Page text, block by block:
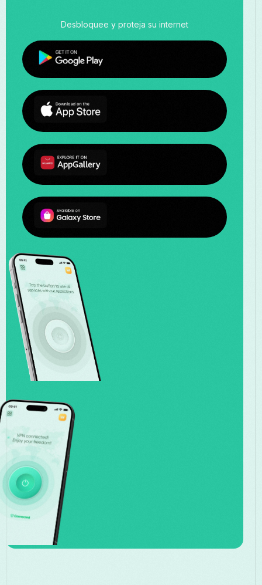
Desbloquee y proteja su internet